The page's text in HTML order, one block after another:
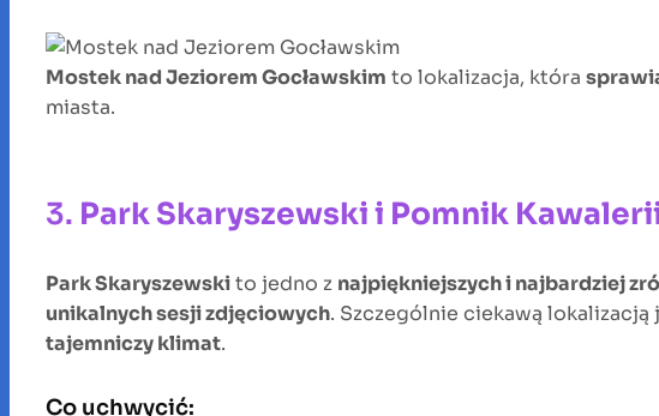
Mostek nad Jeziorem Gocławskim to lokalizacja, która
miasta.
3. Park Skaryszewski i Pomnik
Park Skaryszewskito jedno z najpiękniejszych i najbardziej
unikalnych sesji zdjęciowych. Szczególnie ciekawą lokalizacją
tajemniczy klimat.
Co uchwycić: